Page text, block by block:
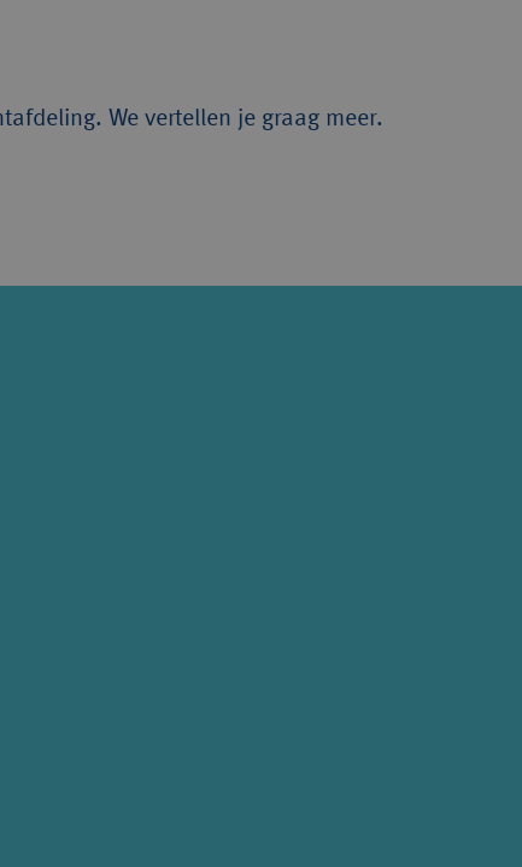
We vertellen je graag meer.